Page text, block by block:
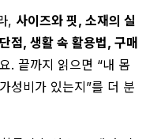
, 사이즈와 핏, 소재의 실
점, 생활 속 활용법, 구매
. 끝까지 읽으면 “내 몸
성비가 있는지”를 더 분